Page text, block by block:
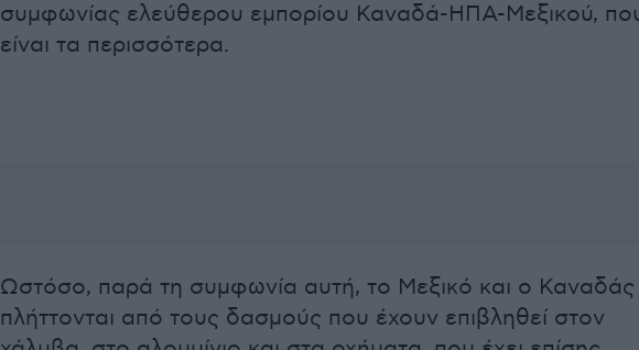
συμφωνίας ελεύθερου εμπορίου Καναδά-ΗΠΑ-Μεξικού,
είναι τα περισσότερα.
Ωστόσο, παρά τη συμφωνία αυτή, το Μεξικό και ο Καναδάς
πλήττονται από τους δασμούς που έχουν επιβληθεί στον